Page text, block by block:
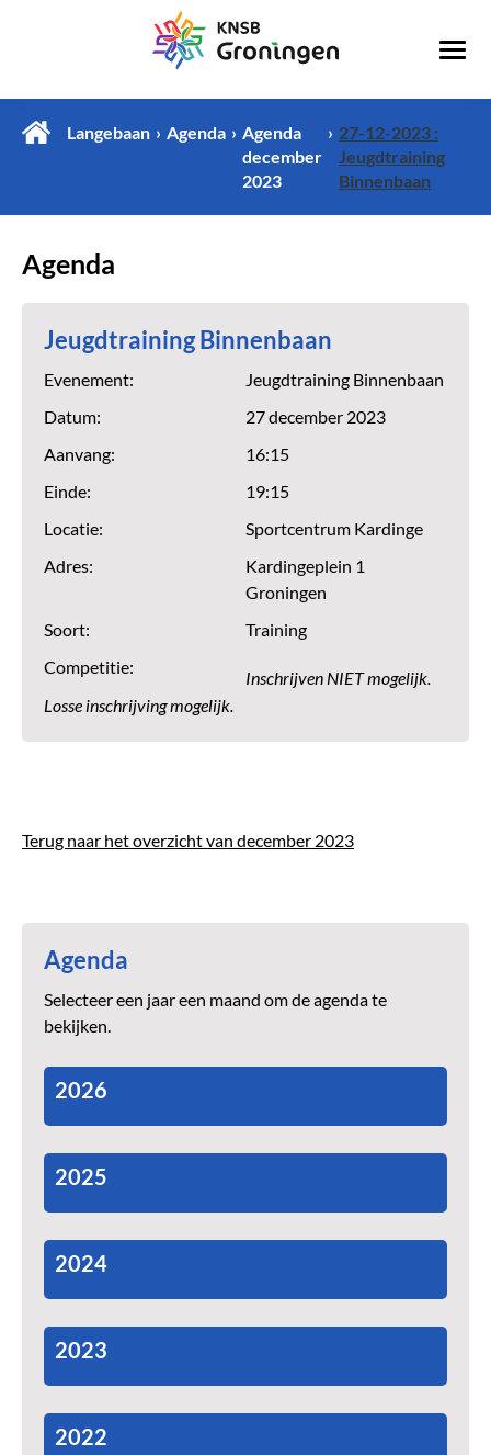
Langebaan Agenda
Agenda
december
2023
27-12-2023 :
Jeugdtraining
Binnenbaan
Agenda
Jeugdtraining Binnenbaan
Evenement:
Jeugdtraining Binnenbaan
Datum:
27 december 2023
Aanvang:
16:15
Einde:
19:15
Locatie:
Sportcentrum Kardinge
Adres:
Kardingeplein 1
Groningen
Soort:
Training
Competitie:
Inschrijven NIET mogelijk.
Losse inschrijving mogelijk.
Terug naar het overzicht van december 2023
Agenda
Selecteer een jaar een maand om de agenda te
bekijken.
2026
2025
2024
2023
2022